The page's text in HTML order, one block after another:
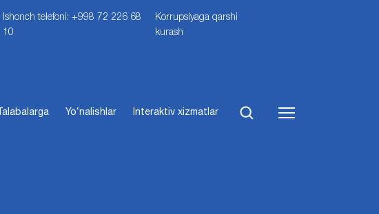
Ishonch telefoni: +998 72 226 68
10
Korrupsiyaga qarshi
kurash
Talabalarga Yo‘nalishlar Interaktiv xizmatlar